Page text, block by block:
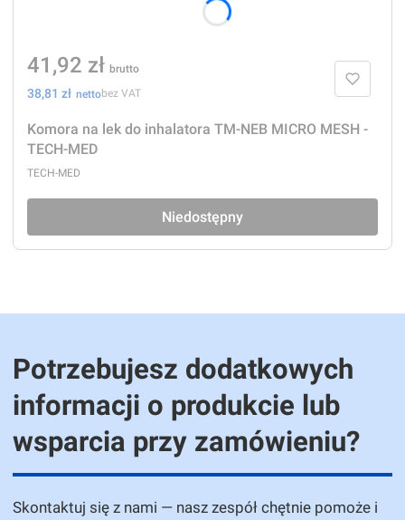
Komora na lek do inhalatora TM-NEB MICRO MESH -
TECH-MED
PRODUCENT
TECH-MED
Cena
41,92 zł
Cena
38,81 zł bez VAT
Niedostępny
Potrzebujesz dodatkowych
informacji o produkcie lub
wsparcia przy zamówieniu?
Skontaktuj się z nami — nasz zespół chętnie pomoże i